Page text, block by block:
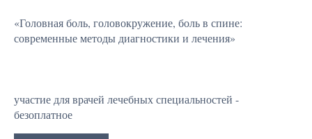
«Головная боль, головокружение, боль в спине:
современные методы диагностики и лечения»
участие для врачей лечебных специальностей -
безоплатное